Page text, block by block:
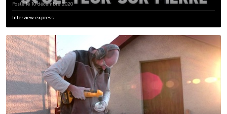
Posté le 10 décembre 2020
Interview express